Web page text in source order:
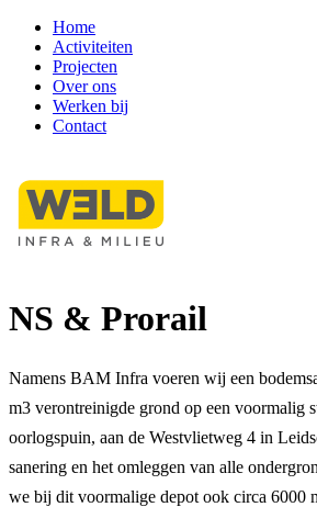
Home
Activiteiten
Projecten
Over ons
Werken bij
Contact
NS & Prorail
Namens BAM Infra voeren wij een
m3 verontreinigde grond op een voormalig
oorlogspuin, aan de Westvlietweg 4 in
sanering en het omleggen van alle
we bij dit voormalige depot ook circa 6000